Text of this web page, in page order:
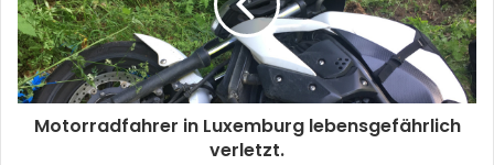
Motorradfahrer in Luxemburg lebensgefährlich
verletzt.